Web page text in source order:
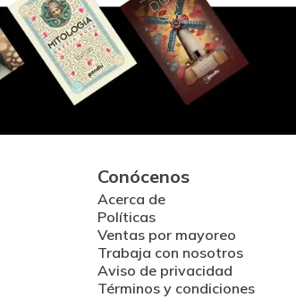
Conócenos
Acerca de
Políticas
Ventas por mayoreo
Trabaja con nosotros
Aviso de privacidad
Términos y condiciones